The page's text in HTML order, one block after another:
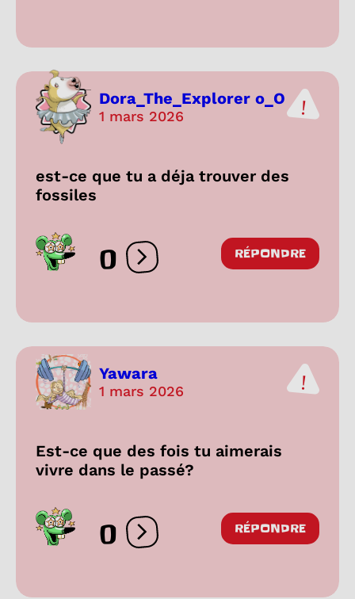
Dora_The_Explorer o_O
1 mars 2026
est-ce que tu a déja trouver des
fossiles
0 Ouvrir les réactions
RÉPONDRE
Yawara
1 mars 2026
Est-ce que des fois tu aimerais
vivre dans le passé?
0 Ouvrir les réactions
RÉPONDRE